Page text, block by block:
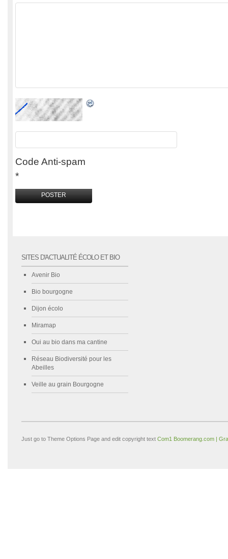
Code Anti-spam
*
SITES D'ACTUALITÉ ÉCOLO ET BIO
Avenir Bio
Bio bourgogne
Dijon écolo
Miramap
Oui au bio dans ma cantine
Réseau Biodiversité pour les
Abeilles
Veille au grain Bourgogne
Just go to Theme Options Page and edit copyright text Com1 Boomerang.com |